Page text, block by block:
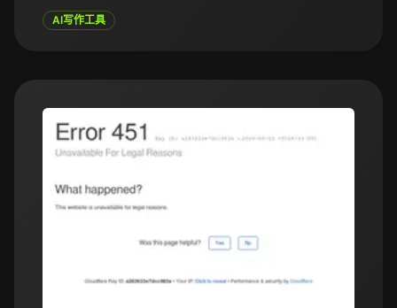
能，它简化了高质量内容的创作过程。
AI写作工具